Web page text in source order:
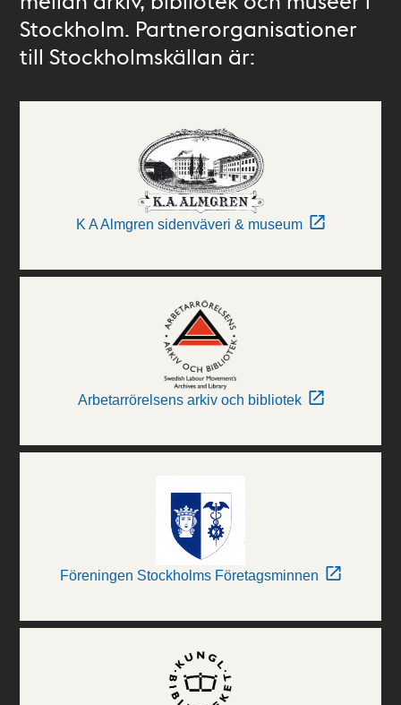
Stockholm. Partnerorganisationer
till Stockholmskällan är:
K A Almgren sidenväveri & museum
Arbetarrörelsens arkiv och bibliotek
Föreningen Stockholms Företagsminnen